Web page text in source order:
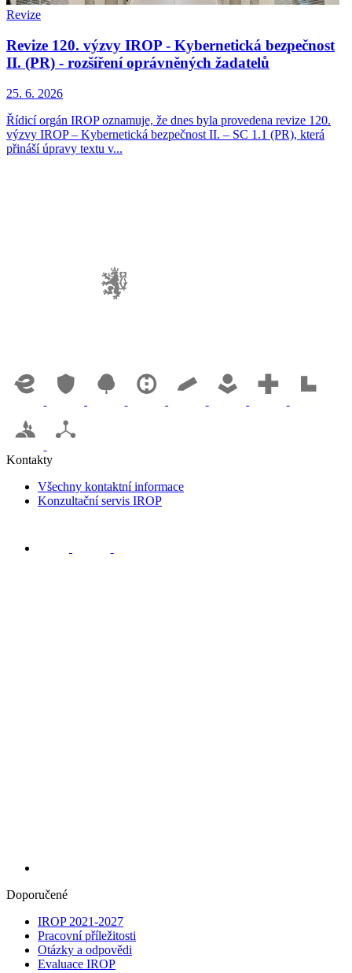
Revize
Revize 120. výzvy IROP - Kybernetická bezpečnost
II. (PR) - rozšíření oprávněných žadatelů
25. 6. 2026
Řídicí orgán IROP oznamuje, že dnes byla provedena revize 120.
výzvy IROP – Kybernetická bezpečnost II. – SC 1.1 (PR), která
přináší úpravy textu v...
Kontakty
Všechny kontaktní informace
Konzultační servis IROP
Doporučené
IROP 2021-2027
Pracovní příležitosti
Otázky a odpovědi
Evaluace IROP